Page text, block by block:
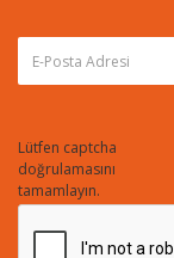
Lütfen captcha
doğrulamasını
tamamlayın.